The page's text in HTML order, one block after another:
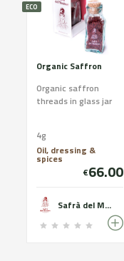
ECO
Organic Saffron
Organic saffron
threads in glass jar
4g
Oil, dressing &
spices
€66.00
Safrà del Montsec